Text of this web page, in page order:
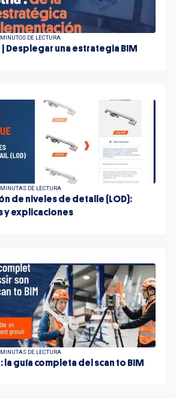
DE LECTURA
Desplegar una estrategia BIM
DE LECTURA
de niveles de detalle (LOD):
y explicaciones
DE LECTURA
la guía completa del scan to BIM